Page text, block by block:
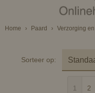
Home › Paard › Verzorging en
Sorteer op:
1 2